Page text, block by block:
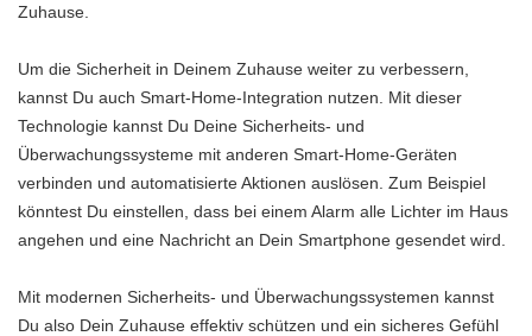
Zuhause.
Um die Sicherheit in Deinem Zuhause weiter zu verbessern,
kannst Du auch Smart-Home-Integration nutzen. Mit dieser
Technologie kannst Du Deine Sicherheits- und
Überwachungssysteme mit anderen Smart-Home-Geräten
verbinden und automatisierte Aktionen auslösen. Zum Beispiel
könntest Du einstellen, dass bei einem Alarm alle Lichter im Haus
angehen und eine Nachricht an Dein Smartphone gesendet wird.
Mit modernen Sicherheits- und Überwachungssystemen kannst
Du also Dein Zuhause effektiv schützen und ein sicheres Gefühl